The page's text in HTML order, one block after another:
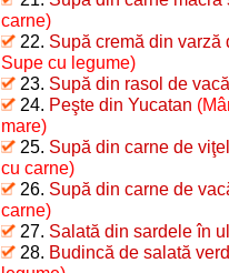
carne)
22. Supă cremă din varză
Supe cu legume)
23. Supă din rasol de vacă
24. Peşte din Yucatan
mare)
25. Supă din carne de
cu carne)
26. Supă din carne de
carne)
27. Salată din sardele în
28. Budincă de salată